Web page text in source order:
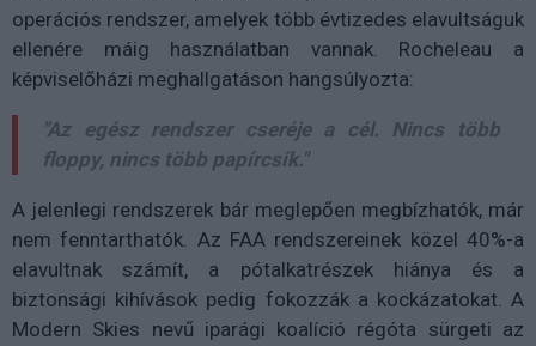
operációs rendszer, amelyek több évtizedes elavultságuk
ellenére máig használatban vannak. Rocheleau a
képviselőházi meghallgatáson hangsúlyozta:
"Az egész rendszer cseréje a cél. Nincs több
floppy, nincs több papírcsík."
A jelenlegi rendszerek bár meglepően megbízhatók, már
nem fenntarthatók. Az FAA rendszereinek közel 40%-a
elavultnak számít, a pótalkatrészek hiánya és a
biztonsági kihívások pedig fokozzák a kockázatokat. A
Modern Skies nevű iparági koalíció régóta sürgeti az